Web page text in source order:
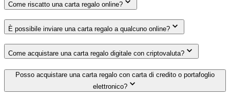
Come riscatto una carta regalo online?
È possibile inviare una carta regalo a qualcuno online?
Come acquistare una carta regalo digitale con criptovaluta?
Posso acquistare una carta regalo con carta di credito o portafoglio
elettronico?